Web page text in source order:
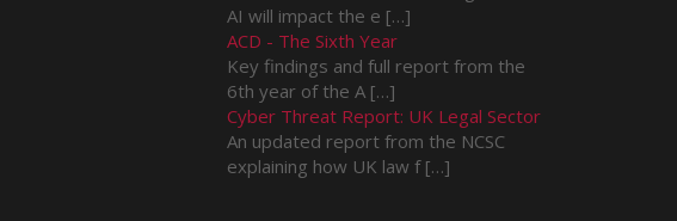
AI will impact the e […]
ACD - The Sixth Year
Key findings and full report from the
6th year of the A […]
Cyber Threat Report: UK Legal Sector
An updated report from the NCSC
explaining how UK law f […]